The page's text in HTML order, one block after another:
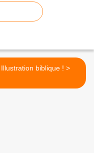
Illustration biblique ! >